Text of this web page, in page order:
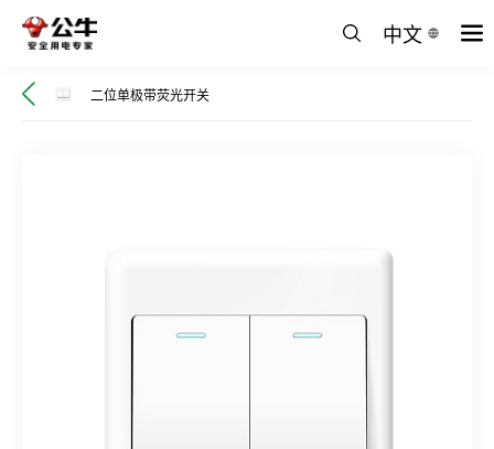
中文
二位单极带荧光开关